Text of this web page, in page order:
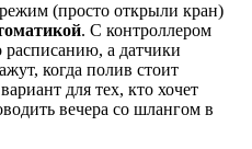
(просто открыли кран)
. С контроллером
расписанию, а датчики
когда полив стоит
для тех, кто хочет
вечера со шлангом в